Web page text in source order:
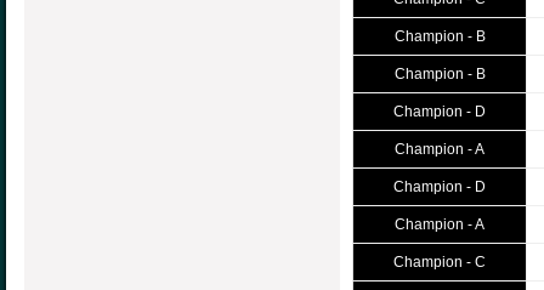
Champion - B
Champion - B
Champion - D
Champion - A
Champion - D
Champion - A
Champion - C